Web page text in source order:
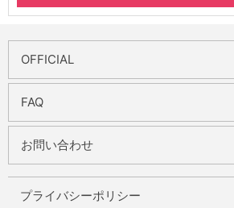
OFFICIAL
FAQ
お問い合わせ
プライバシーポリシー